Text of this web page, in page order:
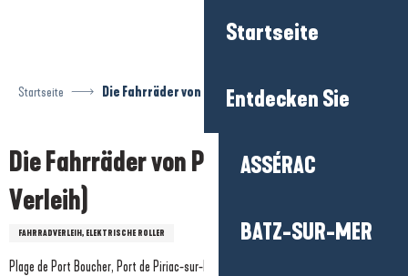
Startseite
Entdecken Sie
ASSÉRAC
BATZ-SUR-MER
Startseite Die Fahrräder von Piriac (E-Bike-Verleih)
Die Fahrräder von Piriac (E-Bike-
Verleih)
FAHRRADVERLEIH, ELEKTRISCHE ROLLER
Plage de Port Boucher, Port de Piriac-sur-Mer, 44420 Piriac-sur-Mer